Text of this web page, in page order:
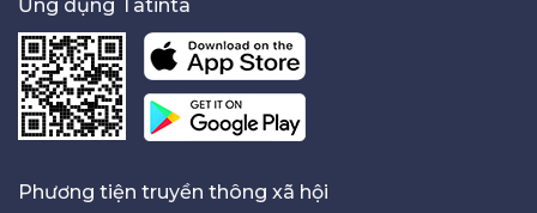
Ứng dụng Tatinta
Phương tiện truyền thông xã hội